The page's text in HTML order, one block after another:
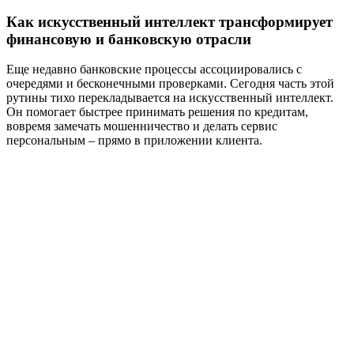
Как искусственный интеллект трансформирует
финансовую и банковскую отрасли
Еще недавно банковские процессы ассоциировались с
очередями и бесконечными проверками. Сегодня часть этой
рутины тихо перекладывается на искусственный интеллект.
Он помогает быстрее принимать решения по кредитам,
вовремя замечать мошенничество и делать сервис
персональным – прямо в приложении клиента.